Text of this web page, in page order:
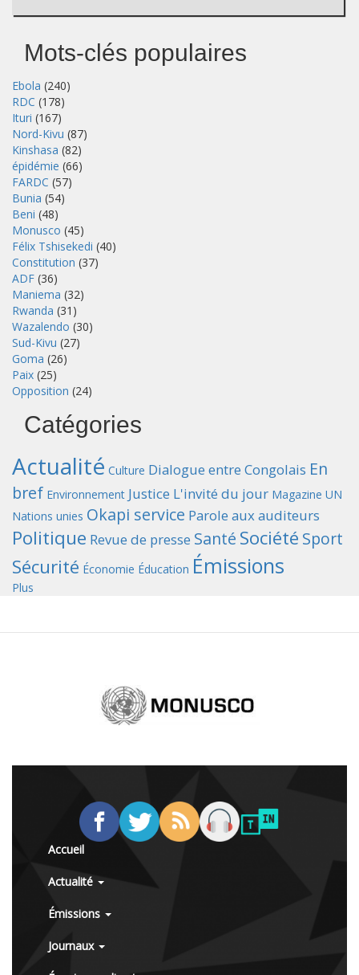
Mots-clés populaires
Ebola (240)
RDC (178)
Ituri (167)
Nord-Kivu (87)
Kinshasa (82)
épidémie (66)
FARDC (57)
Bunia (54)
Beni (48)
Monusco (45)
Félix Tshisekedi (40)
Constitution (37)
ADF (36)
Maniema (32)
Rwanda (31)
Wazalendo (30)
Sud-Kivu (27)
Goma (26)
Paix (25)
Opposition (24)
Catégories
Actualité Culture Dialogue entre Congolais En
bref Environnement Justice L'invité du jour Magazine UN
Nations unies Okapi service Parole aux auditeurs
Politique Revue de presse Santé Société Sport
Sécurité Économie Éducation Émissions
Plus
Accueil
Actualité
Émissions
Journaux